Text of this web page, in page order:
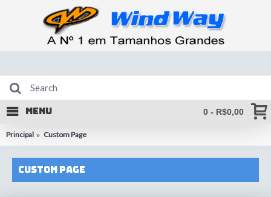
0 - R$0,00
MENU
Principal Custom Page
Custom Page